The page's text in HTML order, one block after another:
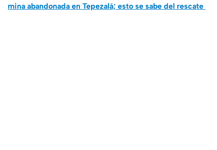
mina abandonada en Tepezalá; esto se sabe del rescate